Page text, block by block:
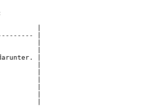
|
|
|
|
|
|
|
|
|
|
|